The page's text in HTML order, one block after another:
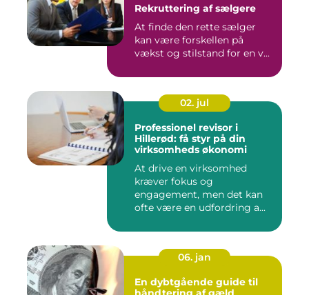
Rekruttering af sælgere
At finde den rette sælger
kan være forskellen på
vækst og stilstand for en v...
02. jul
Professionel revisor i
Hillerød: få styr på din
virksomheds økonomi
At drive en virksomhed
kræver fokus og
engagement, men det kan
ofte være en udfordring a...
06. jan
En dybtgående guide til